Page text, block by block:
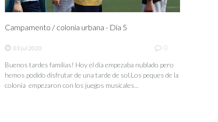
Campamento / colonia urbana - Día 5
03 jul 2020 0
Buenos tardes familias! Hoy el día empezaba nublado pero
hemos podido disfrutar de una tarde de sol.Los peques de la
colonia empezaron con los juegos musicales...